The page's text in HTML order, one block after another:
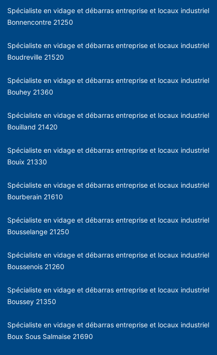
Spécialiste en vidage et débarras entreprise et locaux industriel
Bonnencontre 21250
Spécialiste en vidage et débarras entreprise et locaux industriel
Boudreville 21520
Spécialiste en vidage et débarras entreprise et locaux industriel
Bouhey 21360
Spécialiste en vidage et débarras entreprise et locaux industriel
Bouilland 21420
Spécialiste en vidage et débarras entreprise et locaux industriel
Bouix 21330
Spécialiste en vidage et débarras entreprise et locaux industriel
Bourberain 21610
Spécialiste en vidage et débarras entreprise et locaux industriel
Bousselange 21250
Spécialiste en vidage et débarras entreprise et locaux industriel
Boussenois 21260
Spécialiste en vidage et débarras entreprise et locaux industriel
Boussey 21350
Spécialiste en vidage et débarras entreprise et locaux industriel
Boux Sous Salmaise 21690